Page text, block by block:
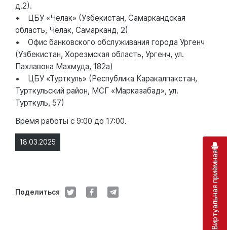
18.03.2025
Поделиться
д.2).
• ЦБУ «Челак» (Узбекистан, Самаркандская
область, Челак, Самарканд, 2)
• Офис банковского обслуживания города Ургенч
(Узбекистан, Хорезмская область, Ургенч, ул.
Пахлавона Махмуда, 182а)
• ЦБУ «Турткуль» (Республика Каракалпакстан,
Турткульский район, МСГ «Марказабад», ул.
Турткуль, 57)
Время работы с 9:00 до 17:00.
Виртуальная приёмная